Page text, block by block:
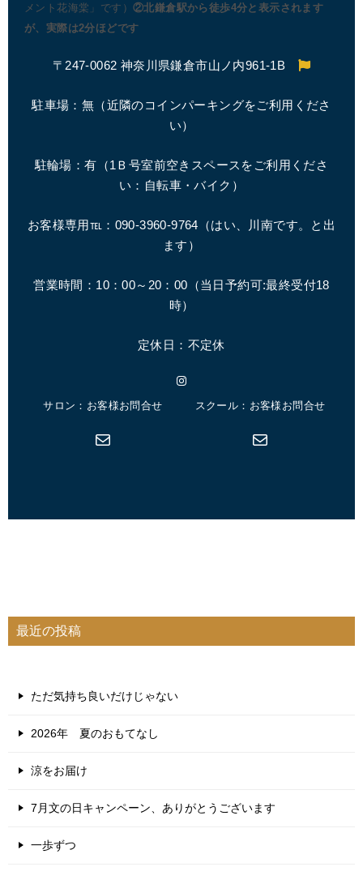
メント花海棠」です） ②北鎌倉駅から徒歩4分と表示されます
が、実際は2分ほどです
〒247-0062 神奈川県鎌倉市山ノ内961-1B
駐車場：無（近隣のコインパーキングをご利用くださ
い）
駐輪場：有（1Ｂ号室前空きスペースをご利用くださ
い：自転車・バイク）
お客様専用℡：090-3960-9764（はい、川南です。と出
ます）
営業時間：10：00～20：00（当日予約可:最終受付18
時）
定休日：不定休
Instagram
サロン：お客様お問合せ
メール
スクール：お客様お問合せ
メール
最近の投稿
ただ気持ち良いだけじゃない
2026年 夏のおもてなし
涼をお届け
7月文の日キャンペーン、ありがとうございます
一歩ずつ